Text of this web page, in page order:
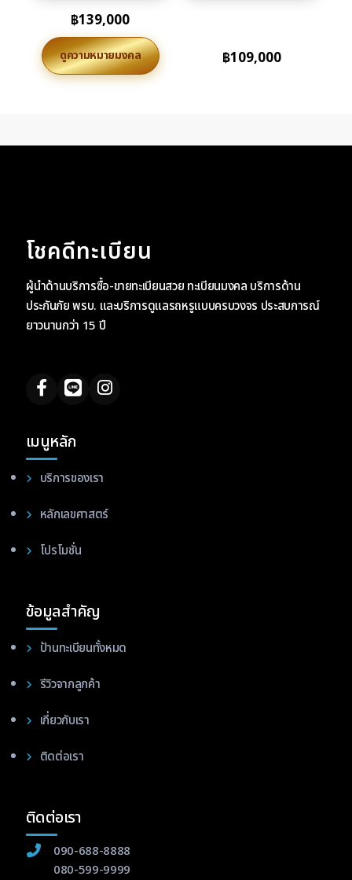
฿139,000
ดูความหมายมงคล ฿109,000
โชคดีทะเบียน
ผู้นำด้านบริการซื้อ-ขายทะเบียนสวย ทะเบียนมงคล บริการด้าน
ประกันภัย พรบ. และบริการดูแลรถหรูแบบครบวงจร ประสบการณ์
ยาวนานกว่า 15 ปี
เมนูหลัก
บริการของเรา
หลักเลขศาสตร์
โปรโมชั่น
ข้อมูลสำคัญ
ป้านทะเบียนทั้งหมด
รีวิวจากลูกค้า
เกี่ยวกับเรา
ติดต่อเรา
ติดต่อเรา
090-688-8888
080-599-9999